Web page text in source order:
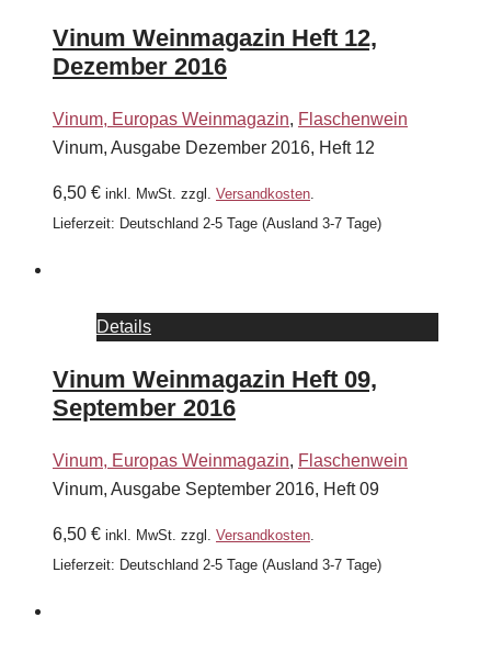
Vinum Weinmagazin Heft 12,
Dezember 2016
Vinum, Europas Weinmagazin, Flaschenwein
Vinum, Ausgabe Dezember 2016, Heft 12
6,50 € inkl. MwSt. zzgl. Versandkosten
Lieferzeit: Deutschland 2-5 Tage (Ausland 3-7 Tage)
Details
Vinum Weinmagazin Heft 09,
September 2016
Vinum, Europas Weinmagazin, Flaschenwein
Vinum, Ausgabe September 2016, Heft 09
6,50 € inkl. MwSt. zzgl. Versandkosten
Lieferzeit: Deutschland 2-5 Tage (Ausland 3-7 Tage)